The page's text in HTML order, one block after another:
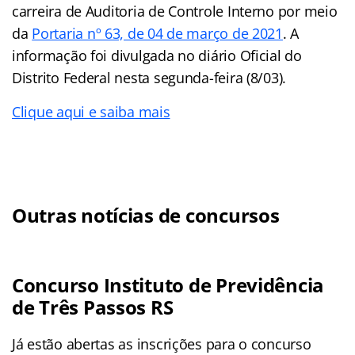
carreira de Auditoria de Controle Interno por meio
da Portaria nº 63, de 04 de março de 2021. A
informação foi divulgada no diário Oficial do
Distrito Federal nesta segunda-feira (8/03).
Clique aqui e saiba mais
Outras notícias de concursos
Concurso Instituto de Previdência
de Três Passos RS
Já estão abertas as inscrições para o concurso